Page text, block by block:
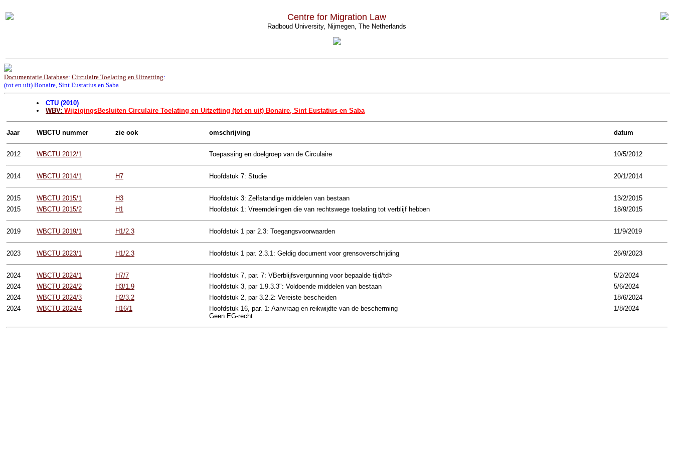
Centre for Migration Law
Radboud University, Nijmegen, The Netherlands
Documentatie Database: Circulaire Toelating en Uitzetting:
(tot en uit) Bonaire, Sint Eustatius en Saba
CTU (2010)
WBV:WijzigingsBesluiten Circulaire Toelating en Uitzetting (tot en uit) Bonaire, Sint Eustatius en Saba
Jaar WBCTU nummer zie ook omschrijving datum
2012 WBCTU 2012/1 Toepassing en doelgroep van de Circulaire 10/5/2012
2014 WBCTU 2014/1 H7 Hoofdstuk 7: Studie 20/1/2014
2015 WBCTU 2015/1 H3 Hoofdstuk 3: Zelfstandige middelen van bestaan
13/2/2015
2015
WBCTU 2015/2 H1 Hoofdstuk 1: Vreemdelingen die van rechtswege toelating tot verblijf hebben 18/9/2015
2019 WBCTU 2019/1 H1/2.3 Hoofdstuk 1 par 2.3: Toegangsvoorwaarden 11/9/2019
2023 WBCTU 2023/1 H1/2.3 Hoofdstuk 1 par. 2.3.1: Geldig document voor grensoverschrijding 26/9/2023
2024 WBCTU 2024/1 H7/7 Hoofdstuk 7, par. 7: VBerblijfsvergunning voor bepaalde tijd/td>
5/2/2024
2024
WBCTU 2024/2 H3/1.9 Hoofdstuk 3, par 1.9.3.3": Voldoende middelen van bestaan
5/6/2024
2024
WBCTU 2024/3 H2/3.2 Hoofdstuk 2, par 3.2.2: Vereiste bescheiden
18/6/2024
2024
WBCTU 2024/4 H16/1
Hoofdstuk 16, par. 1: Aanvraag en reikwijdte van de bescherming
Geen EG-recht
1/8/2024